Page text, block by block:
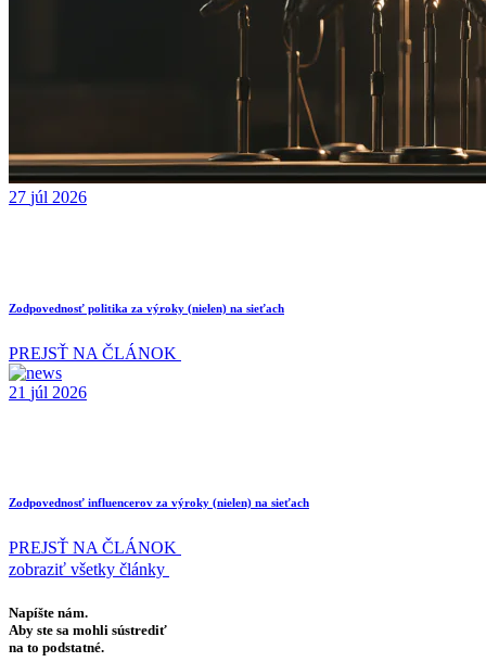
27 júl 2026
Zodpovednosť politika za výroky (nielen) na sieťach
PREJSŤ NA ČLÁNOK
21 júl 2026
Zodpovednosť influencerov za výroky (nielen) na sieťach
PREJSŤ NA ČLÁNOK
zobraziť všetky články
Napíšte nám.
Aby ste sa mohli sústrediť
na to podstatné.